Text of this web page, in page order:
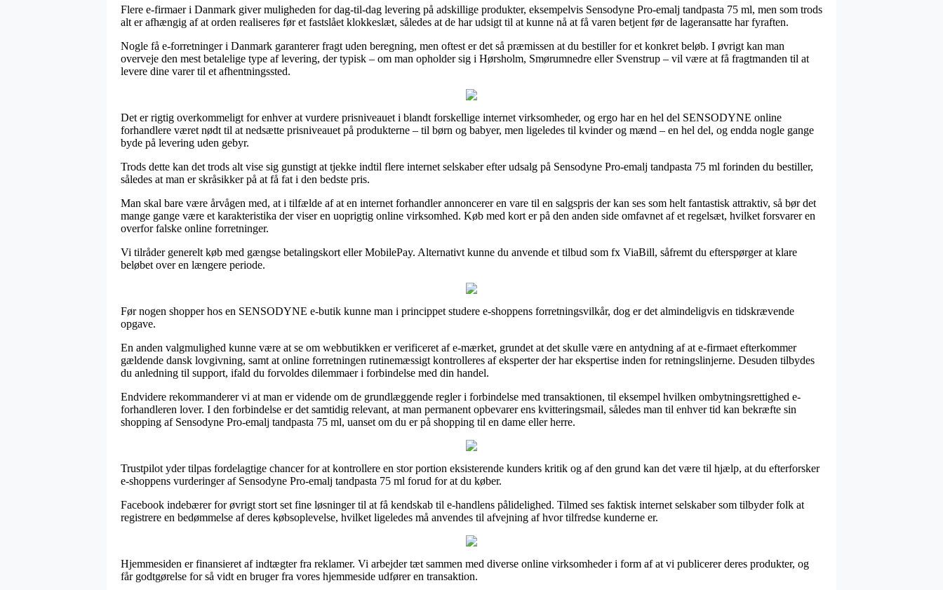
Flere e-firmaer i Danmark giver muligheden for dag-til-dag levering på adskillige produkter, eksempelvis Sensodyne Pro-emalj tandpasta 75 ml, men som trods
alt er afhængig af at orden realiseres før et fastslået klokkeslæt, således at de har udsigt til at kunne nå at få varen betjent før de lageransatte har fyraften.
Nogle få e-forretninger i Danmark garanterer fragt uden beregning, men oftest er det så præmissen at du bestiller for et konkret beløb. I øvrigt kan man
overveje den mest betalelige type af levering, der typisk – om man opholder sig i Hørsholm, Smørumnedre eller Svenstrup – vil være at få fragtmanden til at
levere dine varer til et afhentningssted.
Det er rigtig overkommeligt for enhver at vurdere prisniveauet i blandt forskellige internet virksomheder, og ergo har en hel del SENSODYNE online
forhandlere været nødt til at nedsætte prisniveauet på produkterne – til børn og babyer, men ligeledes til kvinder og mænd – en hel del, og endda nogle gange
byde på levering uden gebyr.
Trods dette kan det trods alt vise sig gunstigt at tjekke indtil flere internet selskaber efter udsalg på Sensodyne Pro-emalj tandpasta 75 ml forinden du bestiller,
således at man er skråsikker på at få fat i den bedste pris.
Man skal bare være årvågen med, at i tilfælde af at en internet forhandler annoncerer en vare til en salgspris der kan ses som helt fantastisk attraktiv, så bør det
mange gange være et karakteristika der viser en uoprigtig online virksomhed. Køb med kort er på den anden side omfavnet af et regelsæt, hvilket forsvarer en
overfor falske online forretninger.
Vi tilråder generelt køb med gængse betalingskort eller MobilePay. Alternativt kunne du anvende et tilbud som fx ViaBill, såfremt du efterspørger at klare
beløbet over en længere periode.
Før nogen shopper hos en SENSODYNE e-butik kunne man i princippet studere e-shoppens forretningsvilkår, dog er det almindeligvis en tidskrævende
opgave.
En anden valgmulighed kunne være at se om webbutikken er verificeret af e-mærket, grundet at det skulle være en antydning af at e-firmaet efterkommer
gældende dansk lovgivning, samt at online forretningen rutinemæssigt kontrolleres af eksperter der har ekspertise inden for retningslinjerne. Desuden tilbydes
du anledning til support, ifald du forvoldes dilemmaer i forbindelse med din handel.
Endvidere rekommanderer vi at man er vidende om de grundlæggende regler i forbindelse med transaktionen, til eksempel hvilken ombytningsrettighed e-
forhandleren lover. I den forbindelse er det samtidig relevant, at man permanent opbevarer ens kvitteringsmail, således man til enhver tid kan bekræfte sin
shopping af Sensodyne Pro-emalj tandpasta 75 ml, uanset om du er på shopping til en dame eller herre.
Trustpilot yder tilpas fordelagtige chancer for at kontrollere en stor portion eksisterende kunders kritik og af den grund kan det være til hjælp, at du efterforsker
e-shoppens vurderinger af Sensodyne Pro-emalj tandpasta 75 ml forud for at du køber.
Facebook indebærer for øvrigt stort set fine løsninger til at få kendskab til e-handlens pålidelighed. Tilmed ses faktisk internet selskaber som tilbyder folk at
registrere en bedømmelse af deres købsoplevelse, hvilket ligeledes må anvendes til afvejning af hvor tilfredse kunderne er.
Hjemmesiden er finansieret af indtægter fra reklamer. Vi arbejder tæt sammen med diverse online virksomheder i form af at vi publicerer deres produkter, og
får godtgørelse for så vidt en bruger fra vores hjemmeside udfører en transaktion.